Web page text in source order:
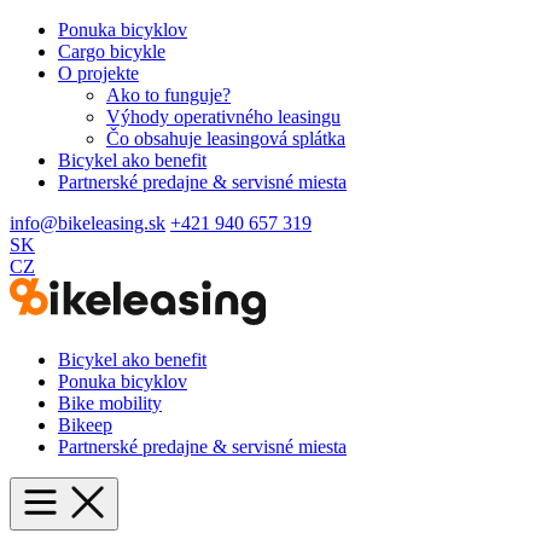
Ponuka bicyklov
Cargo bicykle
O projekte
Ako to funguje?
Výhody operativného leasingu
Čo obsahuje leasingová splátka
Bicykel ako benefit
Partnerské predajne & servisné miesta
info@bikeleasing.sk +421 940 657 319
SK
CZ
Bicykel ako benefit
Ponuka bicyklov
Bike mobility
Bikeep
Partnerské predajne & servisné miesta